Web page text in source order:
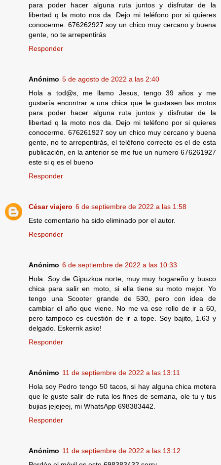
para poder hacer alguna ruta juntos y disfrutar de la
libertad q la moto nos da. Dejo mi teléfono por si quieres
conocerme. 676262927 soy un chico muy cercano y buena
gente, no te arrepentirás
Responder
Anónimo 5 de agosto de 2022 a las 2:40
Hola a tod@s, me llamo Jesus, tengo 39 años y me
gustaría encontrar a una chica que le gustasen las motos
para poder hacer alguna ruta juntos y disfrutar de la
libertad q la moto nos da. Dejo mi teléfono por si quieres
conocerme. 676261927 soy un chico muy cercano y buena
gente, no te arrepentirás, el teléfono correcto es el de esta
publicación, en la anterior se me fue un numero 676261927
este si q es el bueno
Responder
César viajero 6 de septiembre de 2022 a las 1:58
Este comentario ha sido eliminado por el autor.
Responder
Anónimo 6 de septiembre de 2022 a las 10:33
Hola. Soy de Gipuzkoa norte, muy muy hogareño y busco
chica para salir en moto, si ella tiene su moto mejor. Yo
tengo una Scooter grande de 530, pero con idea de
cambiar el año que viene. No me va ese rollo de ir a 60,
pero tampoco es cuestión de ir a tope. Soy bajito, 1.63 y
delgado. Eskerrik asko!
Responder
Anónimo 11 de septiembre de 2022 a las 13:11
Hola soy Pedro tengo 50 tacos, si hay alguna chica motera
que le guste salir de ruta los fines de semana, ole tu y tus
bujias jejejeej, mi WhatsApp 698383442.
Responder
Anónimo 11 de septiembre de 2022 a las 13:12